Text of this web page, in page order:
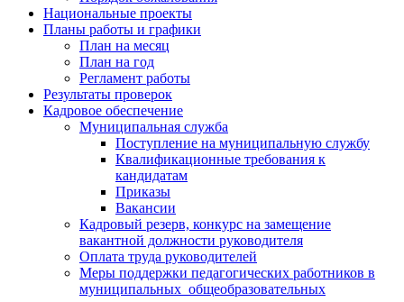
Национальные проекты
Планы работы и графики
План на месяц
План на год
Регламент работы
Результаты проверок
Кадровое обеспечение
Муниципальная служба
Поступление на муниципальную службу
Квалификационные требования к
кандидатам
Приказы
Вакансии
Кадровый резерв, конкурс на замещение
вакантной должности руководителя
Оплата труда руководителей
Меры поддержки педагогических работников в
муниципальных общеобразовательных